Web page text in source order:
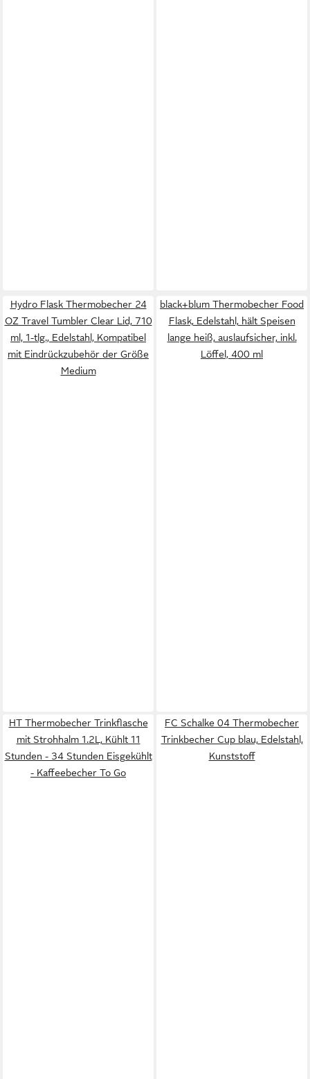
Hydro Flask Thermobecher 24
OZ Travel Tumbler Clear Lid, 710
ml, 1-tlg., Edelstahl, Kompatibel
mit Eindrückzubehör der Größe
Medium
black+blum Thermobecher Food
Flask, Edelstahl, hält Speisen
lange heiß, auslaufsicher, inkl.
Löffel, 400 ml
HT Thermobecher Trinkflasche
mit Strohhalm 1.2L, Kühlt 11
Stunden - 34 Stunden Eisgekühlt
- Kaffeebecher To Go
FC Schalke 04 Thermobecher
Trinkbecher Cup blau, Edelstahl,
Kunststoff